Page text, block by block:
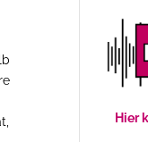
Hier